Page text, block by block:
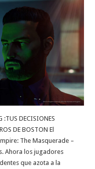
:TUS DECISIONES
DE BOSTON El
The Masquerade –
Ahora los jugadores
que azota a la